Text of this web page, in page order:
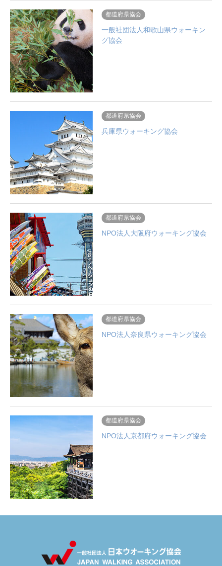
都道府県協会
一般社団法人和歌山県ウォーキン
グ協会
都道府県協会
兵庫県ウォーキング協会
都道府県協会
NPO法人大阪府ウォーキング協会
都道府県協会
NPO法人奈良県ウォーキング協会
都道府県協会
NPO法人京都府ウォーキング協会